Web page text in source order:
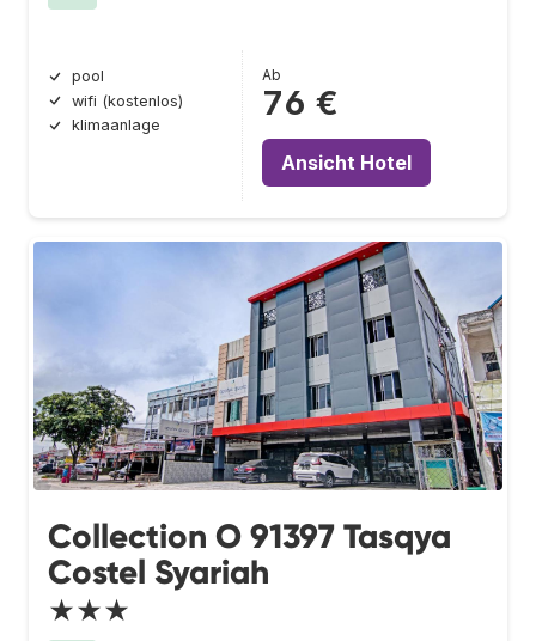
pool
wifi (kostenlos)
klimaanlage
Ab
76 €
Ansicht Hotel
Collection O 91397 Tasqya
Costel Syariah
★★★